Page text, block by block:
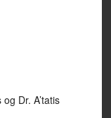
Dr. A’tatis